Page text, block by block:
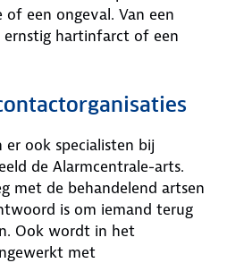
een ongeval. Van een
hartinfarct of een
ook specialisten bij
de Alarmcentrale-arts.
met de behandelend artsen
is om iemand terug
Ook wordt in het
met